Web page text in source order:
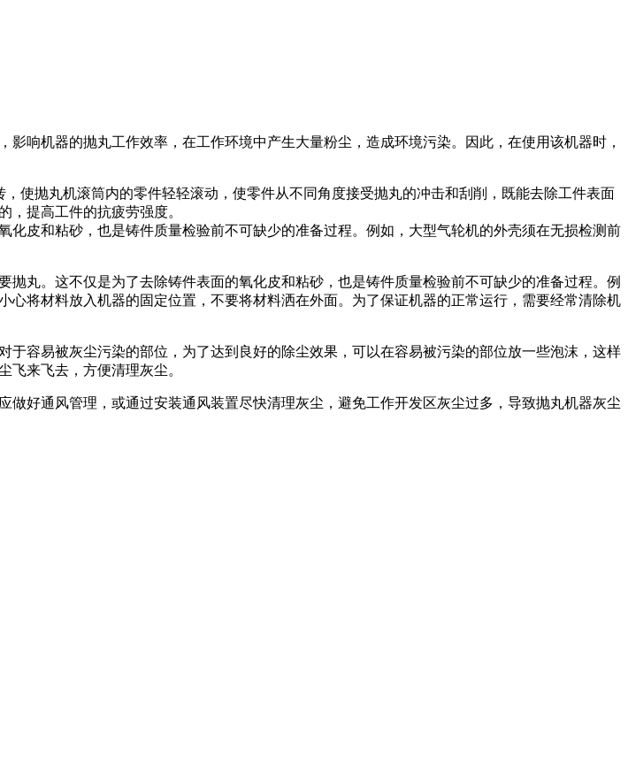
响机器的抛丸工作效率，在工作环境中产生大量粉尘，造成环境污染。因此，在使用该机器时，
使抛丸机滚筒内的零件轻轻滚动，使零件从不同角度接受抛丸的冲击和刮削，既能去除工件表面
，提高工件的抗疲劳强度。
皮和粘砂，也是铸件质量检验前不可缺少的准备过程。例如，大型气轮机的外壳须在无损检测前
丸。这不仅是为了去除铸件表面的氧化皮和粘砂，也是铸件质量检验前不可缺少的准备过程。例
将材料放入机器的固定位置，不要将材料洒在外面。为了保证机器的正常运行，需要经常清除机
容易被灰尘污染的部位，为了达到良好的除尘效果，可以在容易被污染的部位放一些泡沫，这样
飞来飞去，方便清理灰尘。
好通风管理，或通过安装通风装置尽快清理灰尘，避免工作开发区灰尘过多，导致抛丸机器灰尘